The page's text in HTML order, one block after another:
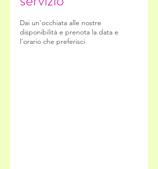
Dai un'occhiata alle nostre
disponibilità e prenota la data e
l'orario che preferisci